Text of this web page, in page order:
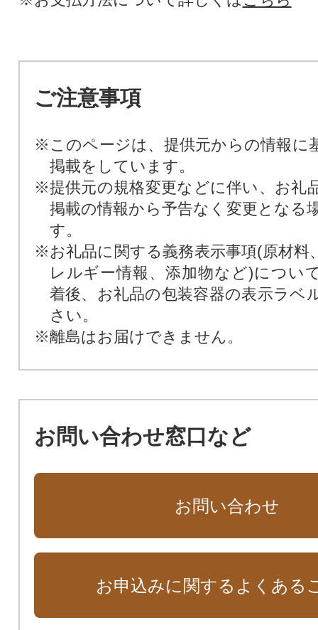
ご注意事項
※このページは、提供元からの情報に
掲載をしています。
※提供元の規格変更などに伴い、お礼
掲載の情報から予告なく変更となる
す。
※お礼品に関する義務表示事項(原材料
レルギー情報、添加物など)につい
着後、お礼品の包装容器の表示ラベ
さい。
※離島はお届けできません。
お問い合わせ窓口など
お問い合わせ
お申込みに関するよくある